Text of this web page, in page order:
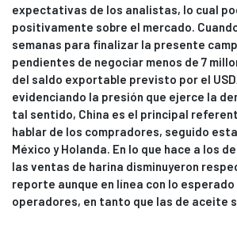
expectativas de los analistas, lo cual
positivamente sobre el mercado.
semanas para finalizar la presente
pendientes de negociar menos de 7
del saldo exportable previsto por el
evidenciando la presión que ejerce la
tal sentido, China es el principal
hablar de los compradores, seguido
México y Holanda. En lo que hace a los
las ventas de harina disminuyeron
reporte aunque en línea con lo esperado
operadores, en tanto que las de aceite